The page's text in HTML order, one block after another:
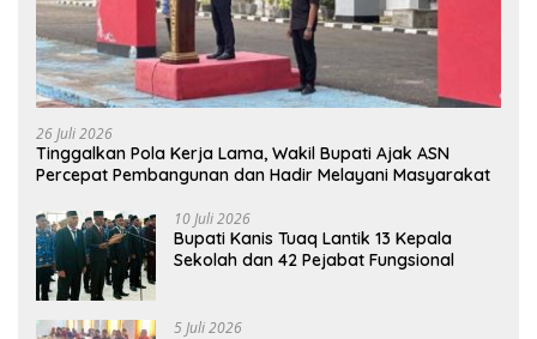
26 Juli 2026
Tinggalkan Pola Kerja Lama, Wakil Bupati Ajak ASN
Percepat Pembangunan dan Hadir Melayani Masyarakat
10 Juli 2026
Bupati Kanis Tuaq Lantik 13 Kepala
Sekolah dan 42 Pejabat Fungsional
5 Juli 2026